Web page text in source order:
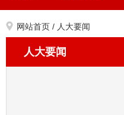
网站首页 / 人大要闻
人大要闻